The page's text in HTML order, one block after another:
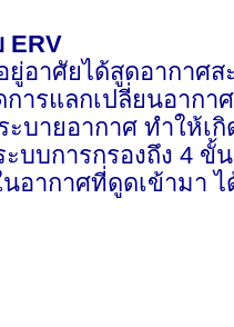
ERV
อาศัยได้สูดอากาศ
ารแลกเปลี่ยนอาก
บายอากาศ ทำให้
บบการกรองถึง 4
กาศที่ดูดเข้ามา ไ